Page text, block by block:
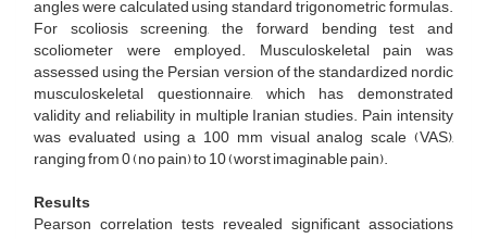
angles were calculated using standard trigonometric formulas.
For scoliosis screening, the forward bending test and
scoliometer were employed. Musculoskeletal pain was
assessed using the Persian version of the standardized nordic
musculoskeletal questionnaire, which has demonstrated
validity and reliability in multiple Iranian studies. Pain intensity
was evaluated using a 100 mm visual analog scale (VAS),
ranging from 0 (no pain) to 10 (worst imaginable pain).
Results
Pearson correlation tests revealed significant associations